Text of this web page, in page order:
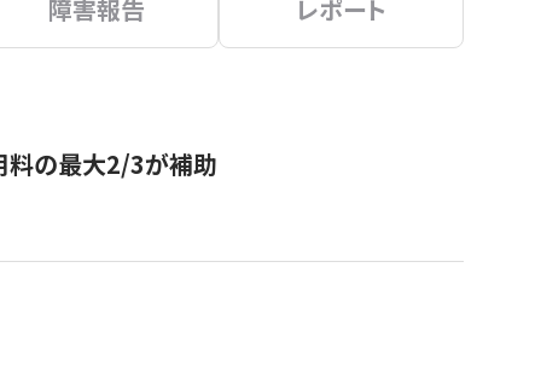
障害報告 レポート
料の最大2/3が補助